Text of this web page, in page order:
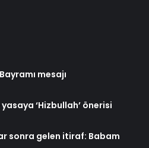
mesajı
yasaya ‘Hizbullah’ önerisi
sonra gelen itiraf: Babam